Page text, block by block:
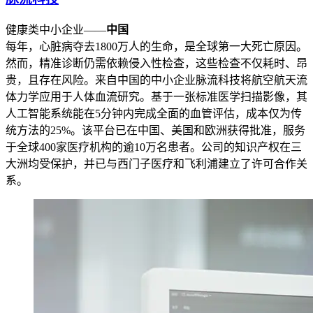
健康类中小企业——中国
每年，心脏病夺去1800万人的生命，是全球第一大死亡原因。
然而，精准诊断仍需依赖侵入性检查，这些检查不仅耗时、昂
贵，且存在风险。来自中国的中小企业脉流科技将航空航天流
体力学应用于人体血流研究。基于一张标准医学扫描影像，其
人工智能系统能在5分钟内完成全面的血管评估，成本仅为传
统方法的25%。该平台已在中国、美国和欧洲获得批准，服务
于全球400家医疗机构的逾10万名患者。公司的知识产权在三
大洲均受保护，并已与西门子医疗和飞利浦建立了许可合作关
系。